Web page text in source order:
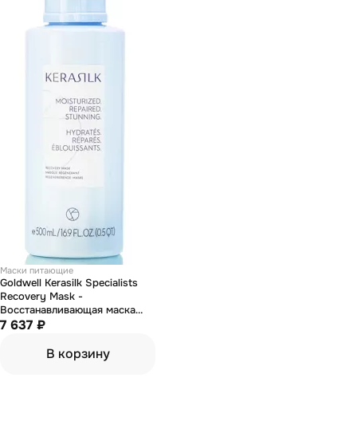
Маски питающие
Goldwell Kerasilk Specialists
Recovery Mask -
Восстанавливающая маска
для волос 500 мл
7 637 ₽
В корзину